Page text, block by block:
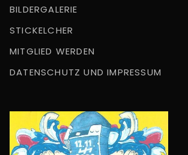
BILDERGALERIE
STICKELCHER
MITGLIED WERDEN
DATENSCHUTZ UND IMPRESSUM